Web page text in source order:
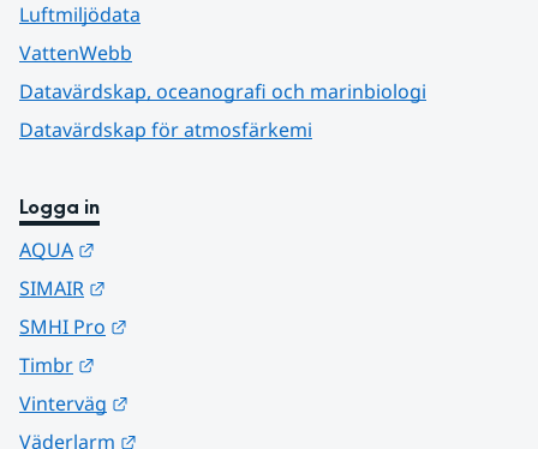
Luftmiljödata
VattenWebb
Datavärdskap, oceanografi och marinbiologi
Datavärdskap för atmosfärkemi
Logga in
AQUA
SIMAIR
SMHI Pro
Timbr
Vinterväg
Väderlarm